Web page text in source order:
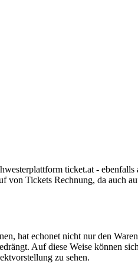
ticket.at - ebenfalls
Tickets Rechnung, da auch
hat echonet nicht nur den
Auf diese Weise können
zu sehen.